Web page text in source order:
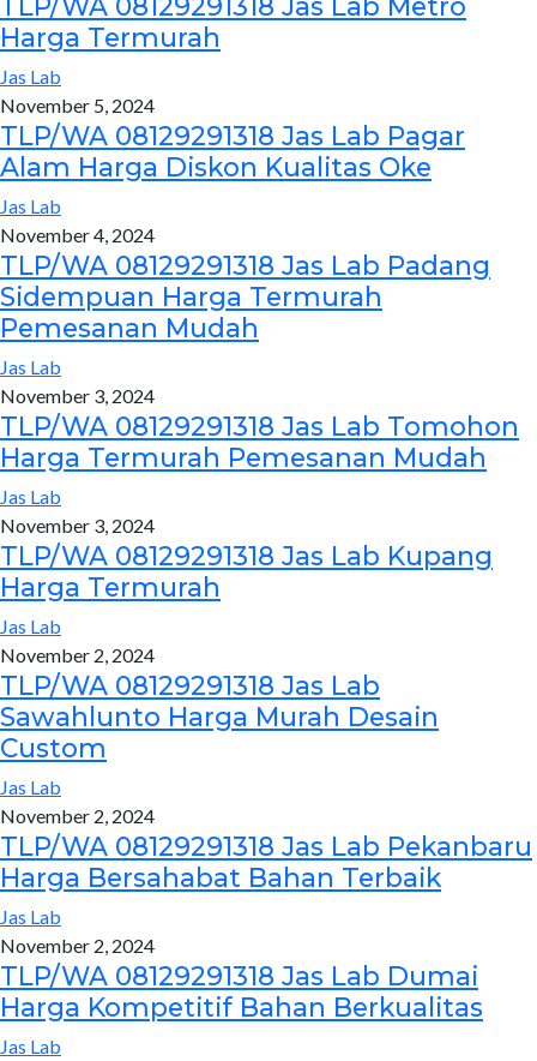
Harga Termurah
Jas Lab
November 5, 2024
TLP/WA 08129291318 Jas Lab Pagar
Alam Harga Diskon Kualitas Oke
Jas Lab
November 4, 2024
TLP/WA 08129291318 Jas Lab Padang
Sidempuan Harga Termurah
Pemesanan Mudah
Jas Lab
November 3, 2024
TLP/WA 08129291318 Jas Lab Tomohon
Harga Termurah Pemesanan Mudah
Jas Lab
November 3, 2024
TLP/WA 08129291318 Jas Lab Kupang
Harga Termurah
Jas Lab
November 2, 2024
TLP/WA 08129291318 Jas Lab
Sawahlunto Harga Murah Desain
Custom
Jas Lab
November 2, 2024
TLP/WA 08129291318 Jas Lab Pekanbaru
Harga Bersahabat Bahan Terbaik
Jas Lab
November 2, 2024
TLP/WA 08129291318 Jas Lab Dumai
Harga Kompetitif Bahan Berkualitas
Jas Lab